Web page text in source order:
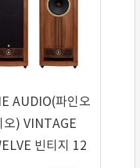
AUDIO(파인오
오) VINTAGE
빈티지 12